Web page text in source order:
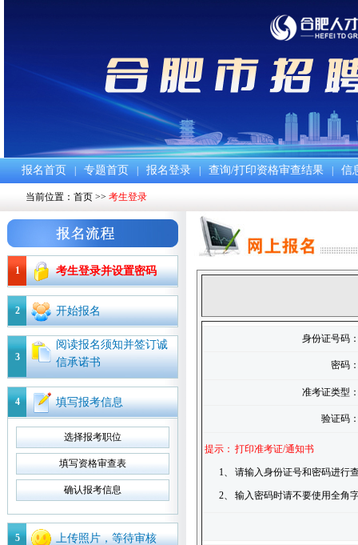
报名首页 专题首页 报名登录 查询/打印资格审查结果 信
当前位置： 首页 >> 考生登录
1 考生登录并设置密码
2 开始报名
3
阅读报名须知并签订诚
信承诺书
4 填写报考信息
选择报考职位
填写资格审查表
确认报考信息
5 上传照片，等待审核
身份证号码
密码
准考证类型
验证码
提示： 打印准考证/通知书
1、 请输入身份证号和密码进行
2、 输入密码时请不要使用全角